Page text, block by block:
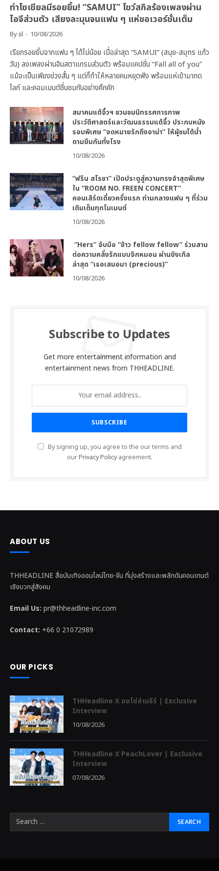
ทำโซเชียลมีรอยยิ้ม! “SAMUI” โชว์สกิลร้องเพลงผ่าน
ไอจีส่วนตัว เสียงละมุนจนแฟน ๆ แห่ขอเวอร์ชั่นเต็ม
Bysl 10/08/2026
เรียกรอยยิ้มจากแฟน ๆ ได้ไม่น้อย เมื่อล่าสุด “SAMUI” (สมุย-สมุทร แก้ว
วัน) ลงเพลงผ่านอินสตาแกรมส่วนตัว พร้อมแคปชั่น “Fall all of you”
แม้จะเป็นเพียงช่วงสั้น ๆ แต่ก็ทำให้หลายคนหยุดฟัง พร้อมแห่เข้ามากด
ไลก์ และคอมเมนต์ชื่นชมกันอย่างคึกคัก
สมาคมแต้จิ๋วฯ ชวนชมนิทรรศการภาพ
ประวัติศาสตร์และวัฒนธรรมแต้จิ๋ว ประกบหนัง
รอบพิเศษ “จดหมายรักถึงอาม่า” ให้ผู้ชมได้น้ำ
ตามซึมกันทั่งโรง
10/08/2026
“ฟรีน สโรชา” เปิดประตูสู่ความทรงจำสุดพิเศษ
ใน “ROOM NO. FREEN CONCERT”
คอนเสิร์ตเดี่ยวครั้งแรก ท่ามกลางแฟน ๆ ที่ร่วม
เติมเต็มทุกโมเมนต์
10/08/2026
“Hers” จับมือ “ข้าว fellow fellow” ร่วมสาน
ต่อความคลั่งรักแบบจิกหมอน ผ่านซิงเกิล
ล่าสุด “เธอเสมอมา (precious)”
10/08/2026
Subscribe to Updates
Get more entertainment information and
entertainment news from THHEADLINE.
By signing up, you agree to the our terms and
ourPrivacy Policyagreement.
ABOUT US
THHEADLINE สื่อบันเทิงออนไลน์ไทย-จีน ที่มุ่งสร้างและพลักดันคอนเทนต์
เชิงบวกสู่สังคม
Email Us: pr@thheadline-inc.com
Contact: +66 0 21072989
OUR PICKS
THHeadline X ซอโซ่ล่ามธีร์ | Exclusive
Interview
10/08/2026
THHeadline X PeachLover | Exclusive
Interview
07/08/2026